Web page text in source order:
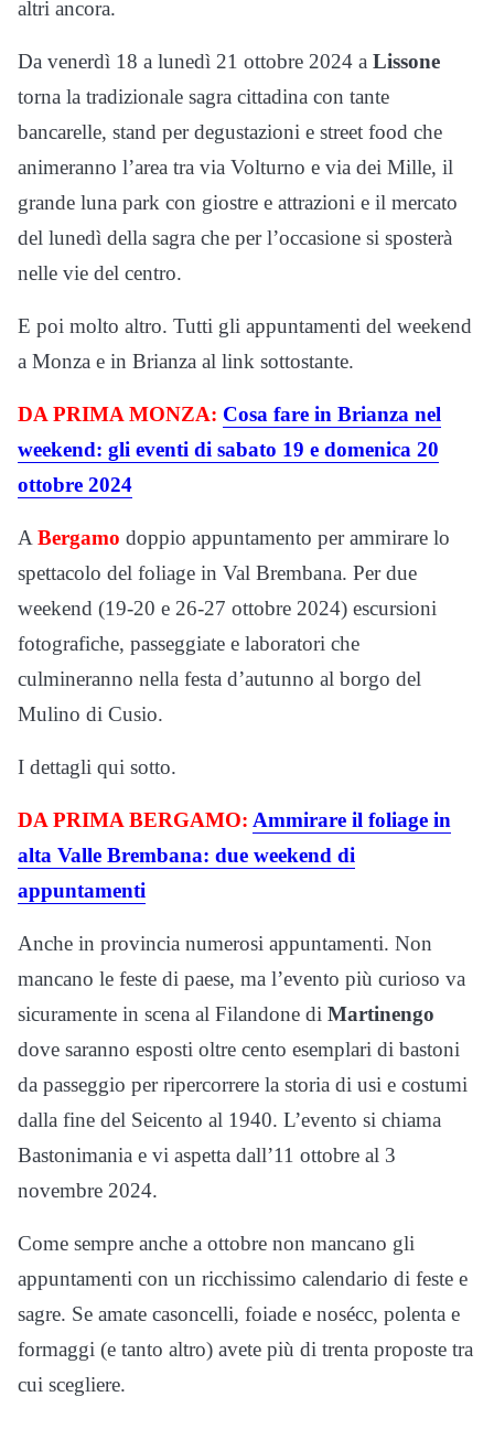
altri ancora.
Da venerdì 18 a lunedì 21 ottobre 2024 a Lissone
torna la tradizionale sagra cittadina con tante
bancarelle, stand per degustazioni e street food che
animeranno l’area tra via Volturno e via dei Mille, il
grande luna park con giostre e attrazioni e il mercato
del lunedì della sagra che per l’occasione si sposterà
nelle vie del centro.
E poi molto altro. Tutti gli appuntamenti del weekend
a Monza e in Brianza al link sottostante.
DA PRIMA MONZA: Cosa fare in Brianza nel
weekend: gli eventi di sabato 19 e domenica 20
ottobre 2024
A Bergamo doppio appuntamento per ammirare lo
spettacolo del foliage in Val Brembana. Per due
weekend (19-20 e 26-27 ottobre 2024) escursioni
fotografiche, passeggiate e laboratori che
culmineranno nella festa d’autunno al borgo del
Mulino di Cusio.
I dettagli qui sotto.
DA PRIMA BERGAMO: Ammirare il foliage in
alta Valle Brembana: due weekend di
appuntamenti
Anche in provincia numerosi appuntamenti. Non
mancano le feste di paese, ma l’evento più curioso va
sicuramente in scena al Filandone di Martinengo
dove saranno esposti oltre cento esemplari di bastoni
da passeggio per ripercorrere la storia di usi e costumi
dalla fine del Seicento al 1940. L’evento si chiama
Bastonimania e vi aspetta dall’11 ottobre al 3
novembre 2024.
Come sempre anche a ottobre non mancano gli
appuntamenti con un ricchissimo calendario di feste e
sagre. Se amate casoncelli, foiade e nosécc, polenta e
formaggi (e tanto altro) avete più di trenta proposte tra
cui scegliere.